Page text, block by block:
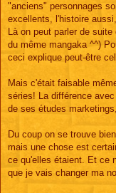
"anciens" personnages
excellents, l'histoire
Là on peut parler de
du même mangaka ^^)
ceci explique peut-être
Mais c'était faisable
séries! La différence
de ses études
Du coup on se trouve
mais une chose est
ce qu'elles étaient. Et ce
que je vais changer ma